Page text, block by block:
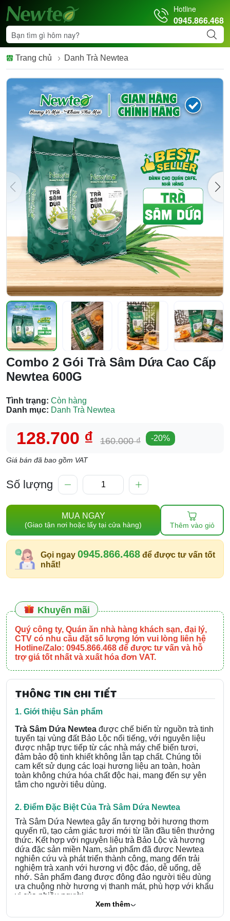
Hotline
0945.866.468
Trang chủ Danh Trà Newtea
Combo 2 Gói Trà Sâm Dứa Cao Cấp
Newtea 600G
Tình trạng: Còn hàng
Danh mục: Danh Trà Newtea
128.700 ₫ 160.000 ₫ -20%
Giá bán đã bao gồm VAT
Số lượng
MUA NGAY
(Giao tận nơi hoặc lấy tại cửa hàng) Thêm vào giỏ
Gọi ngay 0945.866.468 để được tư vấn tốt
nhất!
Khuyến mãi
Quý công ty, Quán ăn nhà hàng khách sạn, đại lý,
CTV có nhu cầu đặt số lượng lớn vui lòng liên hệ
Hotline/Zalo: 0945.866.468 để được tư vấn và hỗ
trợ giá tốt nhất và xuất hóa đơn VAT.
THÔNG TIN CHI TIẾT
1. Giới thiệu Sản phẩm
Trà Sâm Dứa Newtea được chế biến từ nguồn trà tinh
tuyển tại vùng đất Bảo Lộc nổi tiếng, với nguyên liệu
được nhập trực tiếp từ các nhà máy chế biến tươi,
đảm bảo độ tinh khiết không lẫn tạp chất. Chúng tôi
cam kết sử dụng các loại hương liệu an toàn, hoàn
toàn không chứa hóa chất độc hại, mang đến sự yên
tâm cho người tiêu dùng.
2. Điểm Đặc Biệt Của Trà Sâm Dứa Newtea
Trà Sâm Dứa Newtea gây ấn tượng bởi hương thơm
quyến rũ, tạo cảm giác tươi mới từ lần đầu tiên thưởng
thức. Kết hợp với nguyên liệu trà Bảo Lộc và hương
dứa đặc sản miền Nam, sản phẩm đã được Newtea
nghiên cứu và phát triển thành công, mang đến trải
nghiệm trà xanh với hương vị độc đáo, dễ uống, dễ
nhớ. Sản phẩm đang được đông đảo người tiêu dùng
ưa chuộng nhờ hương vị thanh mát, phù hợp với khẩu
vị của nhiều người.
Xem thêm